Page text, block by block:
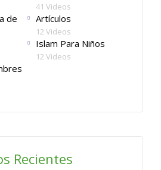
41 Videos
de
Artículos
12 Videos
Islam Para Niños
12 Videos
Recientes